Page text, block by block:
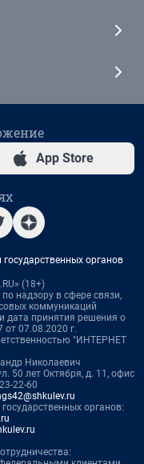
App Store
органов
(18+)
надзору в сфере связи,
коммуникаций
дата принятия решения о
07.08.2020 г.
"ИНТЕРНЕТ
Николаевич
50 лет Октября, д. 11, офис
22-60
органов: